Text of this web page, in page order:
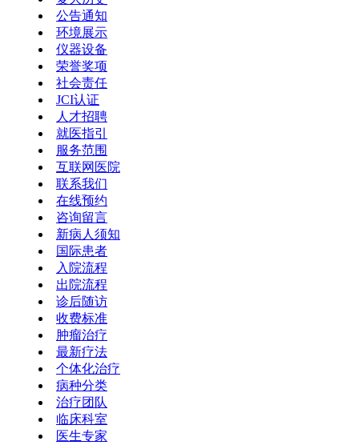
公告通知
环境展示
仪器设备
荣誉奖项
社会责任
JCI认证
人才招聘
就医指引
服务范围
互联网医院
联系我们
在线预约
咨询留言
新病人须知
国际患者
入院流程
出院流程
诊后随访
收费标准
肿瘤治疗
最新疗法
个体化治疗
病种分类
治疗团队
临床科室
医生专家